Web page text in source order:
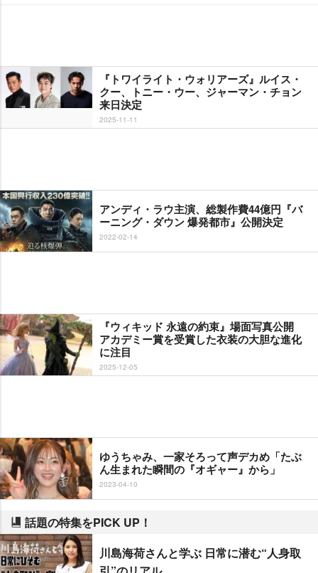
『トワイライト・ウォリアーズ』ルイス・
クー、トニー・ウー、ジャーマン・チョン
来日決定
2025-11-11
アンディ・ラウ主演、総製作費44億円『バ
ーニング・ダウン 爆発都市』公開決定
2022-02-14
『ウィキッド 永遠の約束』場面写真公開
アカデミー賞を受賞した衣装の大胆な進化
に注目
2025-12-05
ゆうちゃみ、一家そろって声デカめ「たぶ
ん生まれた瞬間の『オギャー』から」
2023-04-10
話題の特集をPICK UP！
川島海荷さんと学ぶ 日常に潜む“人身取